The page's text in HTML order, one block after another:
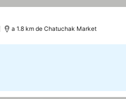
a 1.8 km de Chatuchak Market